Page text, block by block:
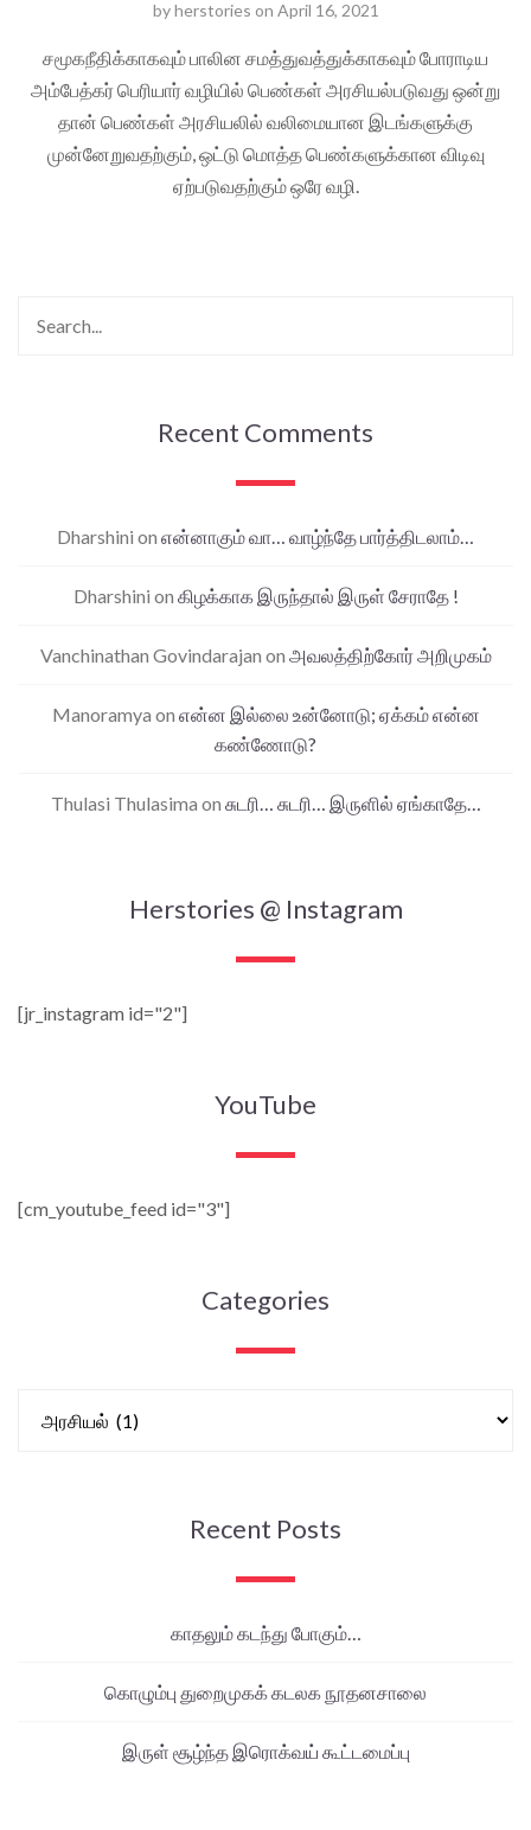
byherstories on April 16, 2021
சமூகநீதிக்காகவும் பாலின சமத்துவத்துக்காகவும் போராடிய
அம்பேத்கர் பெரியார் வழியில் பெண்கள் அரசியல்படுவது ஒன்று
தான் பெண்கள் அரசியலில் வலிமையான இடங்களுக்கு
முன்னேறுவதற்கும், ஒட்டு மொத்த பெண்களுக்கான விடிவு
ஏற்படுவதற்கும் ஒரே வழி.
Recent Comments
Dharshini on என்னாகும் வா… வாழ்ந்தே பார்த்திடலாம்…
Dharshini on கிழக்காக இருந்தால் இருள் சேராதே !
Vanchinathan Govindarajan on அவலத்திற்கோர் அறிமுகம்
Manoramya on என்ன இல்லை உன்னோடு; ஏக்கம் என்ன
கண்ணோடு?
Thulasi Thulasima on சுடரி… சுடரி… இருளில் ஏங்காதே…
Herstories @ Instagram
[jr_instagram id="2"]
YouTube
[cm_youtube_feed id="3"]
Categories
Recent Posts
காதலும் கடந்து போகும்…
கொழும்பு துறைமுகக் கடலக நூதனசாலை
இருள் சூழ்ந்த இரொக்வய் கூட்டமைப்பு